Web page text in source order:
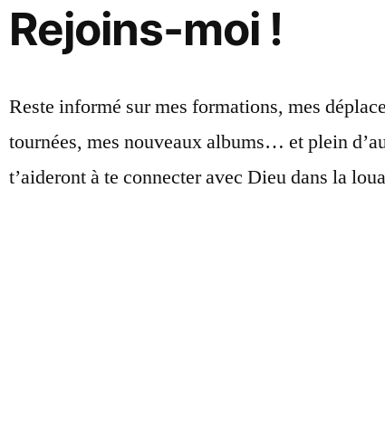
Rejoins-moi !
Reste informé sur mes formations, mes
tournées, mes nouveaux albums… et plein
t’aideront à te connecter avec Dieu dans la